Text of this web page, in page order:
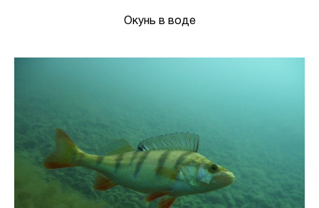
Окунь в воде